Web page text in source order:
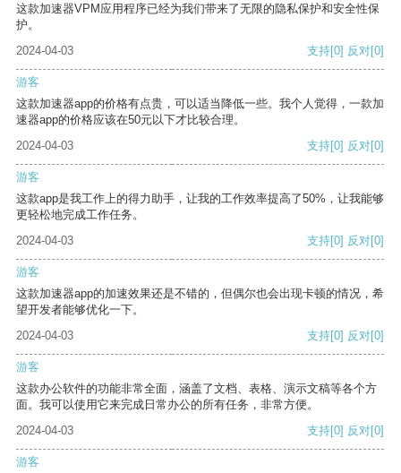
这款加速器VPM应用程序已经为我们带来了无限的隐私保护和安全性保
护。
2024-04-03
支持[0] 反对[0]
游客
这款加速器app的价格有点贵，可以适当降低一些。我个人觉得，一款加
速器app的价格应该在50元以下才比较合理。
2024-04-03
支持[0] 反对[0]
游客
这款app是我工作上的得力助手，让我的工作效率提高了50%，让我能够
更轻松地完成工作任务。
2024-04-03
支持[0] 反对[0]
游客
这款加速器app的加速效果还是不错的，但偶尔也会出现卡顿的情况，希
望开发者能够优化一下。
2024-04-03
支持[0] 反对[0]
游客
这款办公软件的功能非常全面，涵盖了文档、表格、演示文稿等各个方
面。我可以使用它来完成日常办公的所有任务，非常方便。
2024-04-03
支持[0] 反对[0]
游客